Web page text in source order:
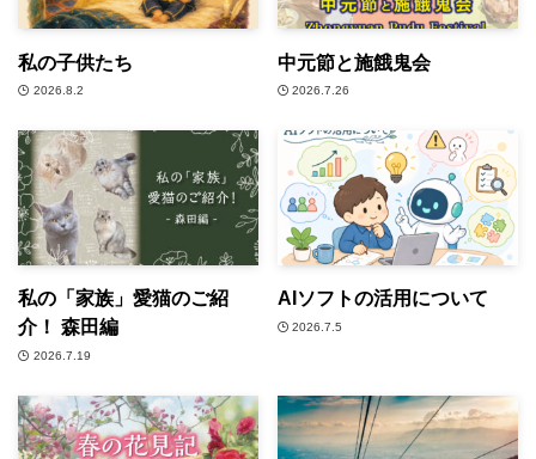
私の子供たち
2026.8.2
中元節と施餓鬼会
2026.7.26
私の「家族」愛猫のご紹
介！ 森田編
2026.7.19
AIソフトの活用について
2026.7.5